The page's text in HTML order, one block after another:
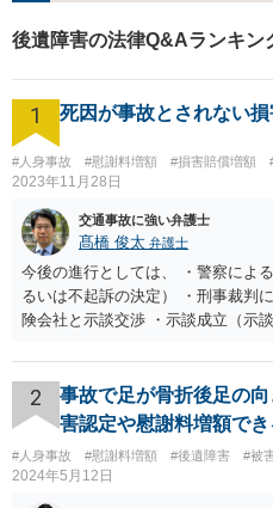
を行いました。 ◆結果 後遺障害の認定
の交渉を経て、裁判に至ることなく、
増額ができたため、相談者の方には喜ん
後遺障害の法律Q&Aランキン
1 死因が事故とされない
#人身事故 #慰謝料増額 #損害賠償増額
2023年11月28日
交通事故に強い弁護士
髙橋 俊太 弁護士
今後の進行としては、 ・警察によ
るいは不起訴の決定） ・刑事裁判
険会社と示談交渉 ・示談成立（示
加害者に対する処罰感情など尋ね
になるとよいと思います。
2
事故で足が骨折後足の
害認定や慰謝料増額で
#人身事故 #慰謝料増額 #後遺障害 #被
2024年5月12日